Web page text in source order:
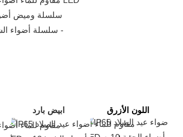
ابيض بارد اللون الأزرق